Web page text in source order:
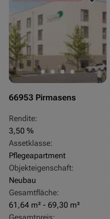
66953 Pirmasens
Rendite:
3,50 %
Assetklasse:
Pflegeapartment
Objekteigenschaft:
Neubau
Gesamtfläche:
61,64 m² - 69,30 m²